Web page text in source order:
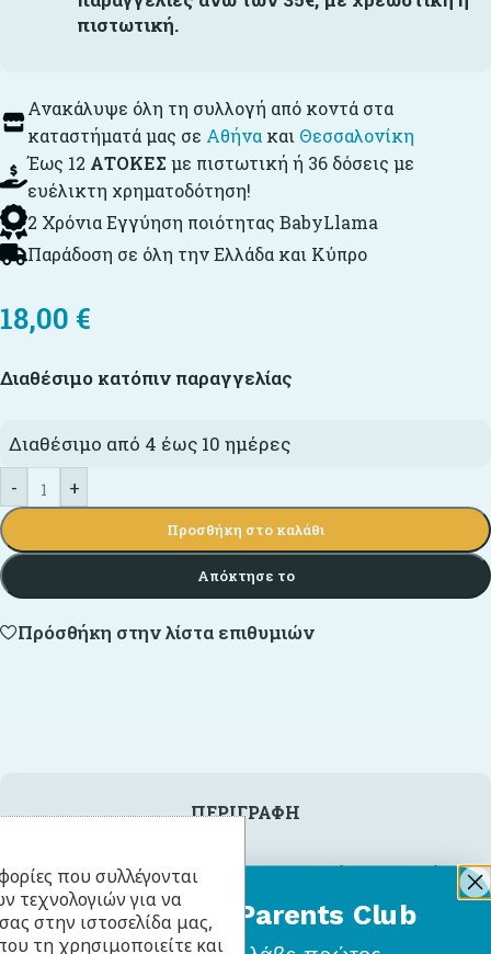
πιστωτική.
Ανακάλυψε όλη τη συλλογή από κοντά στα
καταστήματά μας σε Αθήνα και Θεσσαλονίκη
Έως 12 ΑΤΟΚΕΣ με πιστωτική ή 36 δόσεις με
ευέλικτη χρηματοδότηση!
2 Χρόνια Εγγύηση ποιότητας BabyLlama
Παράδοση σε όλη την Ελλάδα και Κύπρο
18,00 €
Διαθέσιμο κατόπιν παραγγελίας
Διαθέσιμο από 4 έως 10 ημέρες
-
+
Προσθήκη στο καλάθι
Απόκτησε το
Πρόσθήκη στην λίστα επιθυμιών
ΠΕΡΙΓΡΑΦΉ
Απαραίτητο αξεσουάρ για το σχολείο και τη βόλτα
σας.
που συλλέγονται
τεχνολογιών για να
στην ιστοσελίδα μας,
τη χρησιμοποιείτε και
BabyLlama Parents Club